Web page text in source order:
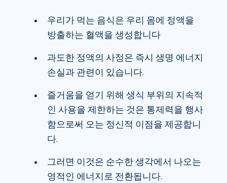
우리가 먹는 음식은 우리 몸에 정액을
방출하는 혈액을 생성합니다
과도한 정액의 사정은 즉시 생명 에너지
손실과 관련이 있습니다.
즐거움을 얻기 위해 생식 부위의 지속적
인 사용을 제한하는 것은 통제력을 행사
함으로써 오는 정신적 이점을 제공합니
다.
그러면 이것은 순수한 생각에서 나오는
영적인 에너지로 전환됩니다.